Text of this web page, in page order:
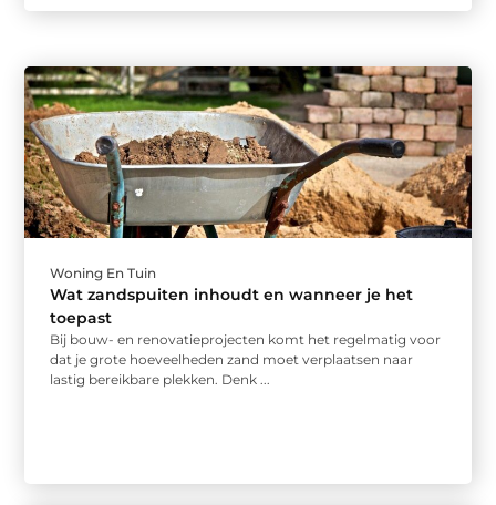
Woning En Tuin
Wat zandspuiten inhoudt en wanneer je het
toepast
Bij bouw- en renovatieprojecten komt het regelmatig voor
dat je grote hoeveelheden zand moet verplaatsen naar
lastig bereikbare plekken. Denk ...